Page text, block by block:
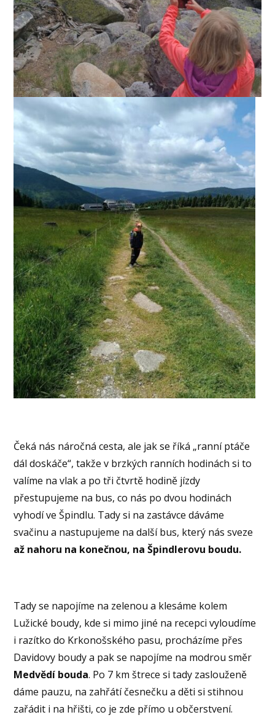
Čeká nás náročná cesta, ale jak se říká „ranní ptáče
dál doskáče“, takže v brzkých ranních hodinách si to
valíme na vlak a po tři čtvrtě hodině jízdy
přestupujeme na bus, co nás po dvou hodinách
vyhodí ve Špindlu. Tady si na zastávce dáváme
svačinu a nastupujeme na další bus, který nás sveze
až nahoru na konečnou, na Špindlerovu boudu.
Tady se napojíme na zelenou a klesáme kolem
Lužické boudy, kde si mimo jiné na recepci vyloudíme
i razítko do Krkonošského pasu, procházíme přes
Davidovy boudy a pak se napojíme na modrou směr
Medvědí bouda. Po 7 km štrece si tady zaslouženě
dáme pauzu, na zahřátí česnečku a děti si stihnou
zařádit i na hřišti, co je zde přímo u občerstvení.